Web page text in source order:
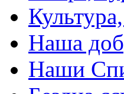
Наша
Наши